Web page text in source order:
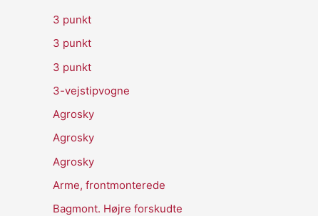
3 punkt
3 punkt
3 punkt
3-vejstipvogne
Agrosky
Agrosky
Agrosky
Arme, frontmonterede
Bagmont. Højre forskudte